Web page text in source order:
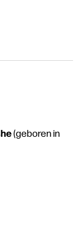
(geboren in